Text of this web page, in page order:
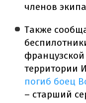
членов
Также
территории
погиб боец
– старший